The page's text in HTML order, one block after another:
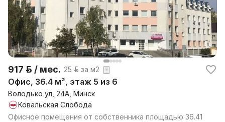
917 р. / мес. 25 р. за м2
Офис, 36.4 м², этаж 5 из 6
Володько ул, 24А, Минск
Ковальская Слобода
Офисное помещения от собственника площадью 36.41